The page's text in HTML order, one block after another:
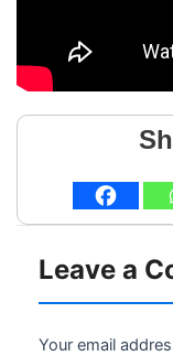
Leave a
Your email